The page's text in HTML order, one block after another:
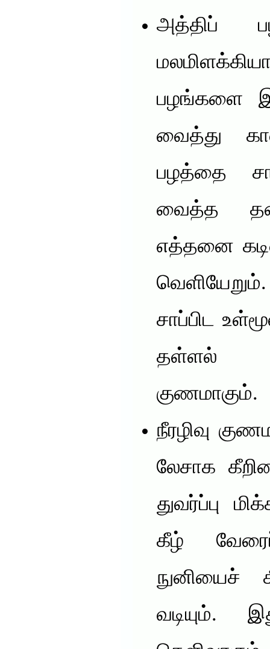
அத்திப்
பழங்களை
வைத்து
பழத்தை
வைத்த
எத்தனை
சாப்பிட
தள்ளல்
குணமாகும்.
நீரழிவு
லேசாக
துவர்ப்பு
கீழ்
நுனியைச்
வடியும்.